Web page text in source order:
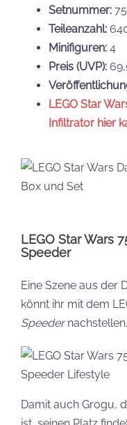
Setnummer:
Teileanzahl:
Minifiguren: 4
Preis (UVP):
LEGO Star
Infiltrator hier
LEGO Star Wars
Speeder
Eine Szene aus der
könnt ihr mit dem
Speedernachstellen.
Damit auch Grogu,